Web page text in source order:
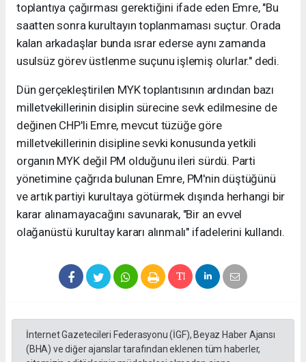
toplantıya çağırması gerektiğini ifade eden Emre, "Bu
saatten sonra kurultayın toplanmaması suçtur. Orada
kalan arkadaşlar bunda ısrar ederse aynı zamanda
usulsüz görev üstlenme suçunu işlemiş olurlar." dedi.
Dün gerçekleştirilen MYK toplantısının ardından bazı
milletvekillerinin disiplin sürecine sevk edilmesine de
değinen CHP'li Emre, mevcut tüzüğe göre
milletvekillerinin disipline sevki konusunda yetkili
organın MYK değil PM olduğunu ileri sürdü. Parti
yönetimine çağrıda bulunan Emre, PM'nin düştüğünü
ve artık partiyi kurultaya götürmek dışında herhangi bir
karar alınamayacağını savunarak, "Bir an evvel
olağanüstü kurultay kararı alınmalı" ifadelerini kullandı.
İnternet Gazetecileri Federasyonu (İGF), Beyaz Haber Ajansı
(BHA) ve diğer ajanslar tarafından eklenen tüm haberler,